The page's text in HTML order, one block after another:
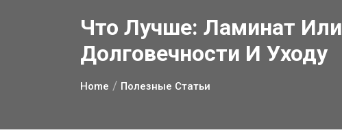
Что Лучше: Ламинат
Долговечности И Уходу
Home Полезные Статьи